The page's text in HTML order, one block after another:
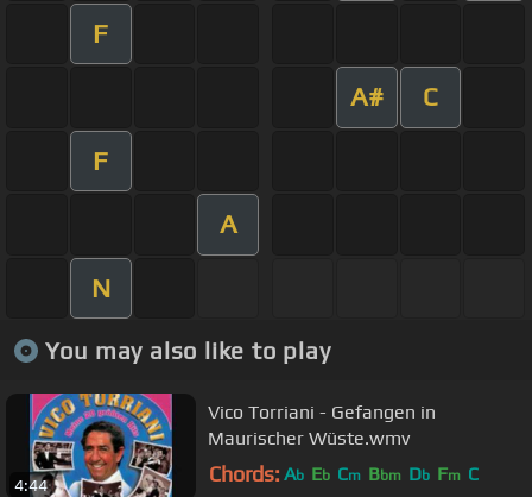
F
A# C
F
A
N
You may also like to play
4:44
Vico Torriani - Gefangen in
Maurischer Wüste.wmv
Chords: Ab Eb Cm Bbm Db Fm C